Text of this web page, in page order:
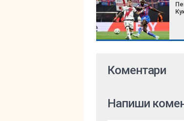
Коментари
Напиши